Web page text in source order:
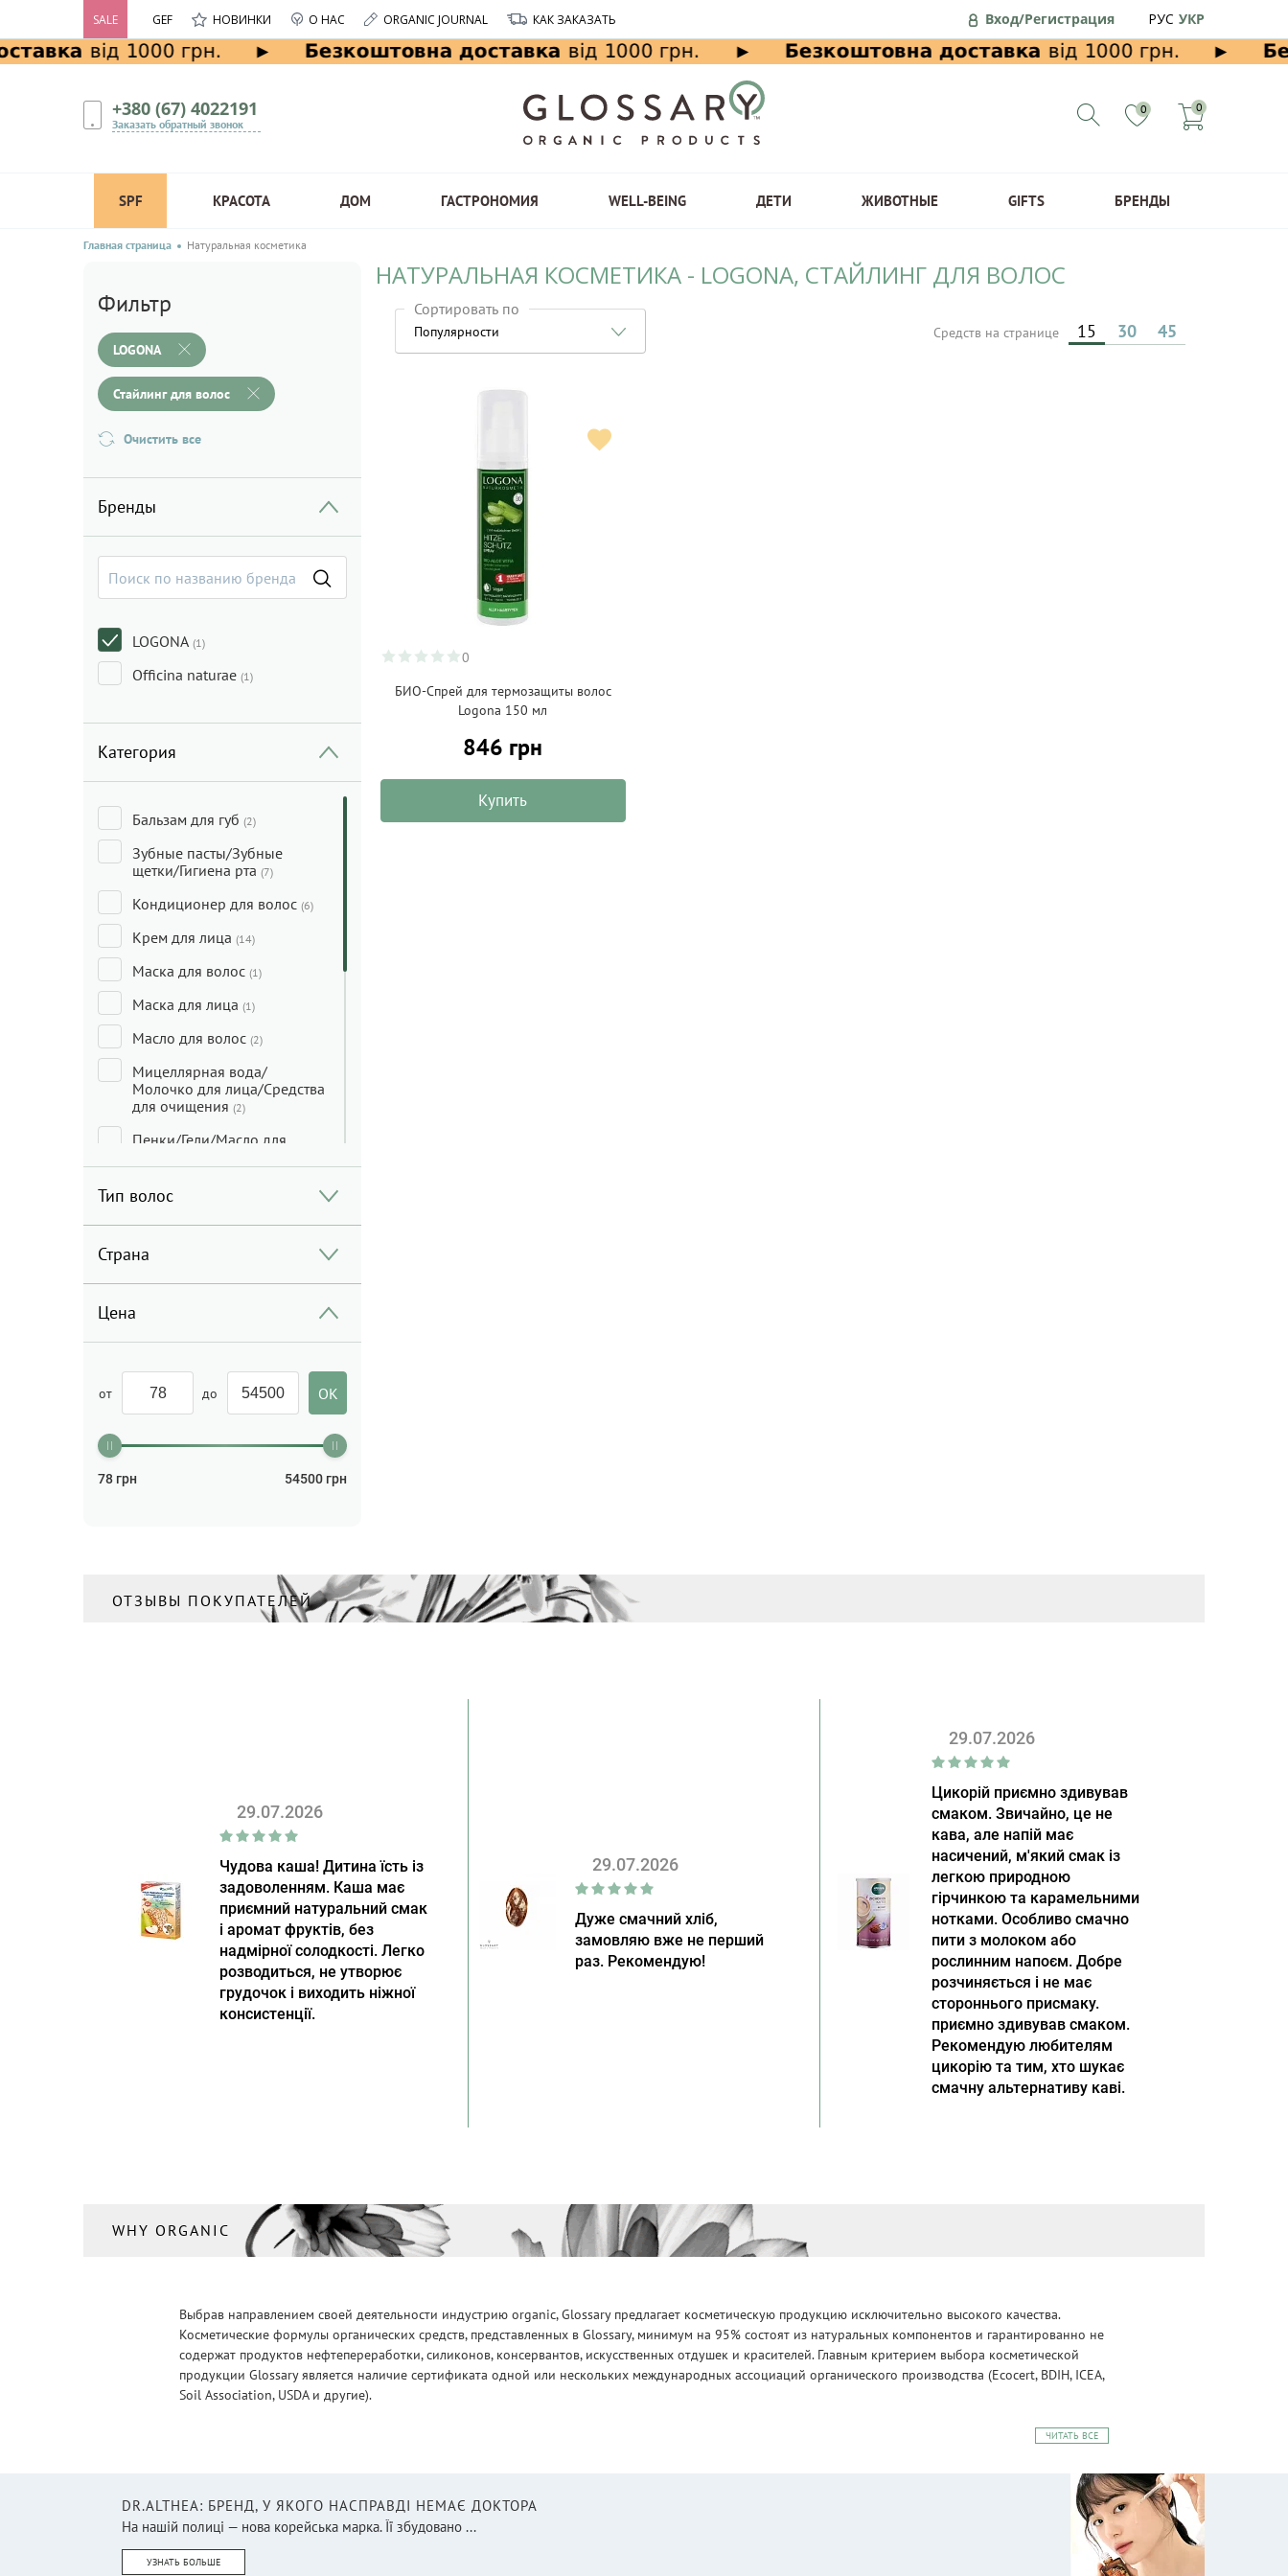
SALE GEF НОВИНКИ О НАС ORGANIC JOURNAL КАК ЗАКАЗАТЬ Вход/Регистрация РУС УКР
+380 (67) 4022191
Заказать обратный звонок
0 0
SPF КРАСОТА ДОМ ГАСТРОНОМИЯ WELL-BEING ДЕТИ ЖИВОТНЫЕ GIFTS БРЕНДЫ
Главная страница Натуральная косметика
Фильтр
LOGONA
Стайлинг для волос
Очистить все
Бренды
LOGONA (1)
Officina naturae (1)
Категория
Бальзам для губ (2)
Зубные пасты/Зубные
щетки/Гигиена рта (7)
Кондиционер для волос (6)
Крем для лица (14)
Маска для волос (1)
Маска для лица (1)
Масло для волос (2)
Мицеллярная вода/
Молочко для лица/Средства
для очищения (2)
Пенки/Гели/Масло для
Скраб для лица/Пилинг для
лица
Сыворотка для лица
Тоник/Мист(2)
Уход за кожей вокруг глаз
Тип волос
Страна
Цена
от до
78 грн 54500 грн
НАТУРАЛЬНАЯ КОСМЕТИКА - LOGONA, СТАЙЛИНГ ДЛЯ ВОЛОС
Сортировать по
Популярности Средств на странице 15 30 45
0
БИО-Спрей для термозащиты волос
Logona 150 мл
846 грн
Купить
ОТЗЫВЫ ПОКУПАТЕЛЕЙ
29.07.2026
Чудова каша! Дитина їсть із
задоволенням. Каша має
приємний натуральний смак
і аромат фруктів, без
надмірної солодкості. Легко
розводиться, не утворює
грудочок і виходить ніжної
консистенції.
29.07.2026
Дуже смачний хліб,
замовляю вже не перший
раз. Рекомендую!
29.07.2026
Цикорій приємно здивував
смаком. Звичайно, це не
кава, але напій має
насичений, м'який смак із
легкою природною
гірчинкою та карамельними
нотками. Особливо смачно
пити з молоком або
рослинним напоєм. Добре
розчиняється і не має
стороннього присмаку.
приємно здивував смаком.
Рекомендую любителям
цикорію та тим, хто шукає
смачну альтернативу каві.
WHY ORGANIC
Выбрав направлением своей деятельности индустрию organic, Glossary предлагает косметическую продукцию исключительно высокого качества.
Косметические формулы органических средств, представленных в Glossary, минимум на 95% состоят из натуральных компонентов и гарантированно не
содержат продуктов нефтепереработки, силиконов, консервантов, искусственных отдушек и красителей. Главным критерием выбора косметической
продукции Glossary является наличие сертификата одной или нескольких международных ассоциаций органического производства (Ecocert, BDIH, ICEA,
Soil Association, USDA и другие).
ЧИТАТЬ ВСЕ
DR.ALTHEA: БРЕНД, У ЯКОГО НАСПРАВДІ НЕМАЄ ДОКТОРА
На нашій полиці — нова корейська марка. Її збудовано ...
УЗНАТЬ БОЛЬШЕ